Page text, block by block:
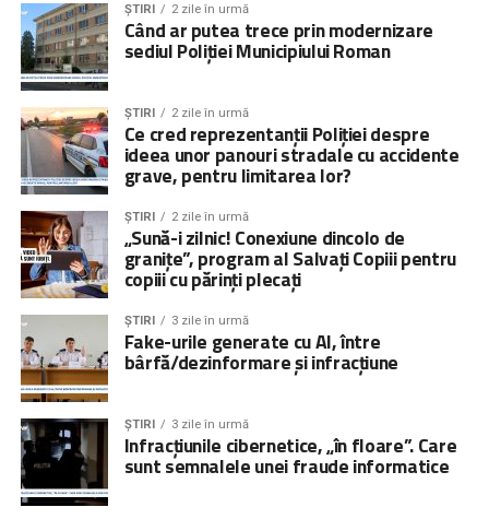
ȘTIRI 2 zile în urmă
Când ar putea trece prin modernizare
sediul Poliției Municipiului Roman
ȘTIRI 2 zile în urmă
Ce cred reprezentanții Poliției despre
ideea unor panouri stradale cu accidente
grave, pentru limitarea lor?
ȘTIRI 2 zile în urmă
„Sună-i zilnic! Conexiune dincolo de
granițe”, program al Salvați Copiii pentru
copiii cu părinți plecați
ȘTIRI 3 zile în urmă
Fake-urile generate cu AI, între
bârfă/dezinformare și infracțiune
ȘTIRI 3 zile în urmă
Infracțiunile cibernetice, „în floare”. Care
sunt semnalele unei fraude informatice